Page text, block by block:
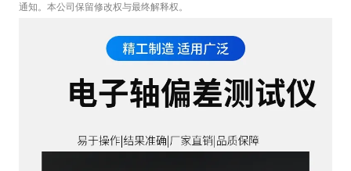
通知。本公司保留修改权与最终解释权。